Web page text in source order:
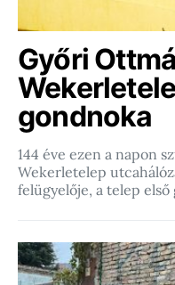
Győri
gondnoka
144 éve ezen a napon
Wekerletelep
felügyelője, a telep első